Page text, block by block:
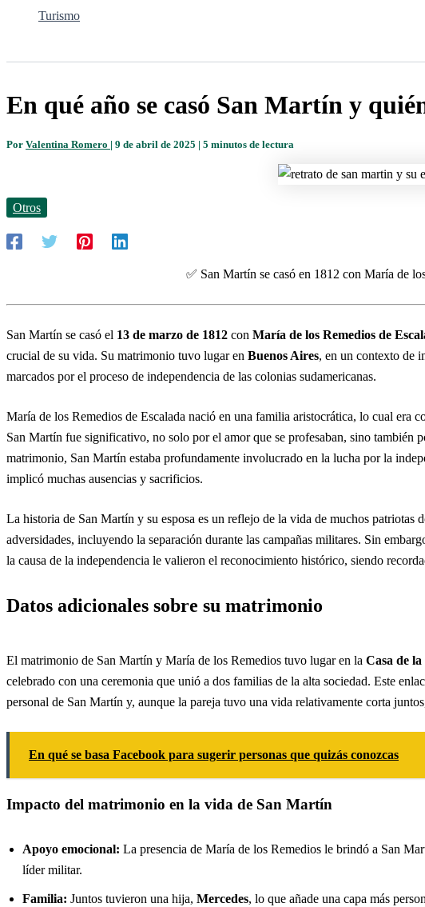
Turismo
En qué año se casó San Martín y
Por Valentina Romero | 9 de abril de 2025 | 5 minutos de lectura
Otros
✅ San Martín se casó en 1812 con María de
San Martín se casó el 13 de marzo de 1812 con María de los Remedios de
crucial de su vida. Su matrimonio tuvo lugar en Buenos Aires, en un contexto de
marcados por el proceso de independencia de las colonias sudamericanas.
María de los Remedios de Escalada nació en una familia aristocrática, lo cual era
San Martín fue significativo, no solo por el amor que se profesaban, sino también
matrimonio, San Martín estaba profundamente involucrado en la lucha por la
implicó muchas ausencias y sacrificios.
La historia de San Martín y su esposa es un reflejo de la vida de muchos
adversidades, incluyendo la separación durante las campañas militares. Sin
la causa de la independencia le valieron el reconocimiento histórico, siendo
Datos adicionales sobre su matrimonio
El matrimonio de San Martín y María de los Remedios tuvo lugar en la Casa de
celebrado con una ceremonia que unió a dos familias de la alta sociedad. Este
personal de San Martín y, aunque la pareja tuvo una vida relativamente corta
En qué se basa Facebook para sugerir personas que quizás conozcas
Impacto del matrimonio en la vida de San Martín
Apoyo emocional: La presencia de María de los Remedios le brindó a San
líder militar.
Familia: Juntos tuvieron una hija, Mercedes, lo que añade una capa más